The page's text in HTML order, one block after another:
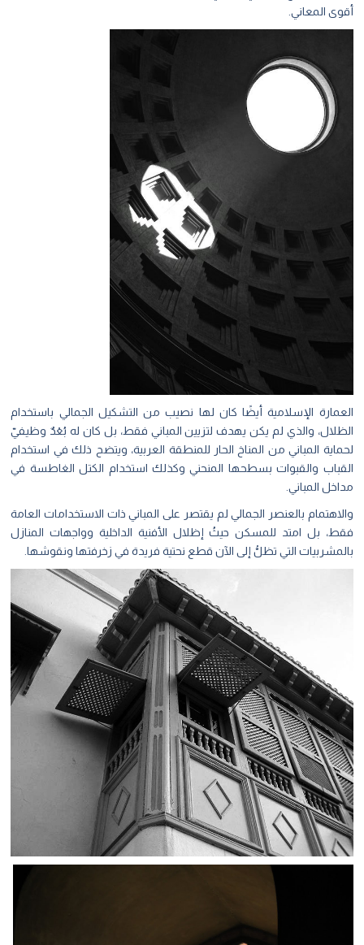
أقوى المعاني.
العمارة الإسلامية أيضًا كان لها نصيب من التشكيل الجمالي باستخدام
الظلال، والذي لم يكن يهدف لتزيين المباني فقط، بل كان له بُعْدٌ وظيفيّ
لحماية المباني من المناخ الحار للمنطقة العربية، ويتضح ذلك في استخدام
القباب والقبوات بسطحها المنحني وكذلك استخدام الكتل الغاطسة في
مداخل المباني.
والاهتمام بالعنصر الجمالي لم يقتصر على المباني ذات الاستخدامات العامة
فقط، بل امتد للمسكن حيثُ إظلال الأفنية الداخلية وواجهات المنازل
بالمشربيات التي تظلُّ إلى الآن قطع نحتية فريدة في زخرفتها ونقوشها.